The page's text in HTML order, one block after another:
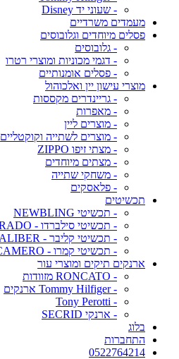
- שעוני יד Disney
מעמדים משרדיים
פסלים מיוחדים וגלובוסים
- גלובוסים
- דגמי מכוניות ומוצרי רטרו
- פסלים אומנותיים
מוצרי עישון יין ואלכוהול
- גריינדרים מקססות
- מאפרות
- מוצרים ליין
- מוצרים לשתייה וקוקטליים
- מצתי זיפו ZIPPO
- מצתים מיוחדים
- משחקי שתייה
- פלאסקים
תכשיטים
- תכשיטי NEWBLING
- תכשיטי סילברדו - SILVERADO
- תכשיטי קליבר - KALIBER
- תכשיטי קמרו - CAMERO
ארנקים תיקים ומוצרי עור
- RONCATO מזוודות
- Tommy Hilfiger ארנקים
- Tony Perotti
- ארנקי SECRID
בלוג
התחברות
0522764214